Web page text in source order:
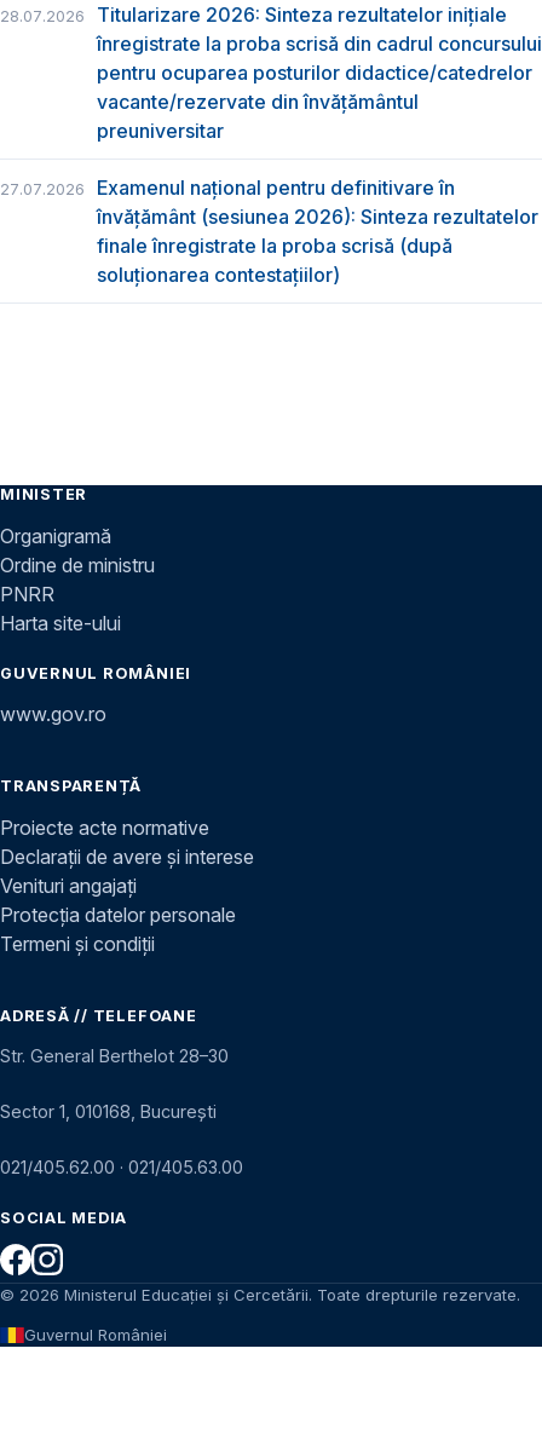
28.07.2026
Titularizare 2026: Sinteza rezultatelor inițiale
înregistrate la proba scrisă din cadrul concursului
pentru ocuparea posturilor didactice/catedrelor
vacante/rezervate din învăţământul
preuniversitar
27.07.2026
Examenul național pentru definitivare în
învățământ (sesiunea 2026): Sinteza rezultatelor
finale înregistrate la proba scrisă (după
soluționarea contestațiilor)
MINISTER
Organigramă
Ordine de ministru
PNRR
Harta site-ului
GUVERNUL ROMÂNIEI
www.gov.ro
TRANSPARENȚĂ
Proiecte acte normative
Declarații de avere și interese
Venituri angajați
Protecția datelor personale
Termeni și condiții
ADRESĂ // TELEFOANE
Str. General Berthelot 28–30
Sector 1, 010168, București
021/405.62.00 · 021/405.63.00
SOCIAL MEDIA
© 2026 Ministerul Educației și Cercetării. Toate drepturile rezervate.
Guvernul României